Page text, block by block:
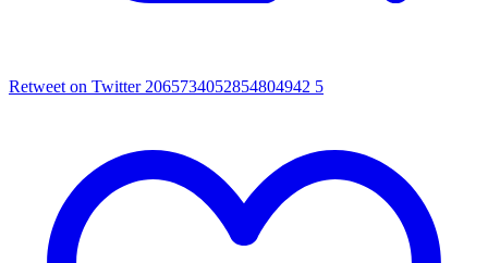
Retweet on Twitter 2065734052854804942 5